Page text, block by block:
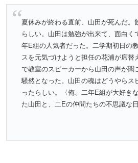
夏休みが終わる直前、山田が死んだ。
らしい。山田は勉強が出来て、面白く
年E組の人気者だった。二学期初日の
スを元気づけようと担任の花浦が席替
で教室のスピーカーから山田の声が聞
騒然となった。山田の魂はどうやらス
ったらしい。〈俺、二年E組が大好き
た山田と、二Eの仲間たちの不思議な